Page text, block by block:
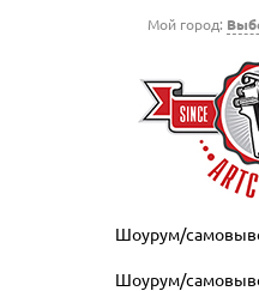
Мой город:
Шоурум/
Шоурум/